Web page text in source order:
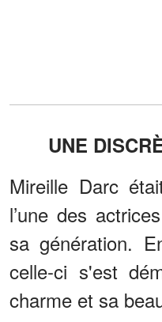
UNE
Mireille Darc
l’une des
sa génération.
celle-ci s'est
charme et sa